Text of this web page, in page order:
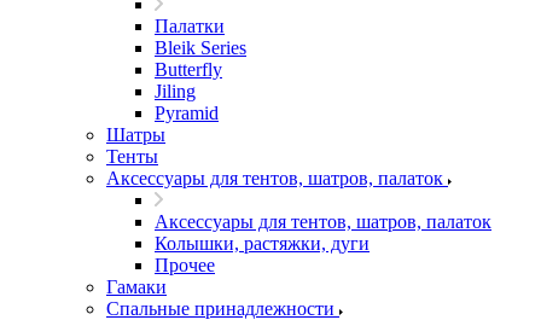
Палатки
Bleik Series
Butterfly
Jiling
Pyramid
Шатры
Тенты
Аксессуары для тентов, шатров, палаток
Аксессуары для тентов, шатров, палаток
Колышки, растяжки, дуги
Прочее
Гамаки
Спальные принадлежности